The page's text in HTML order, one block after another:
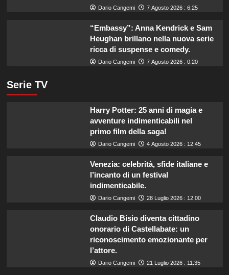
Dario Cangemi 7 Agosto 2026 : 6:25
“Embassy”: Anna Kendrick e Sam
Heughan brillano nella nuova serie
ricca di suspense e comedy.
Dario Cangemi 7 Agosto 2026 : 0:20
Serie TV
Harry Potter: 25 anni di magia e
avventure indimenticabili nel
primo film della saga!
Dario Cangemi 4 Agosto 2026 : 12:45
Venezia: celebrità, sfide italiane e
l’incanto di un festival
indimenticabile.
Dario Cangemi 28 Luglio 2026 : 12:00
Claudio Bisio diventa cittadino
onorario di Castellabate: un
riconoscimento emozionante per
l’attore.
Dario Cangemi 21 Luglio 2026 : 11:35